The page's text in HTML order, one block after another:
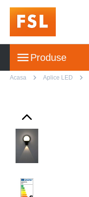
Produse
Acasa Aplice LED